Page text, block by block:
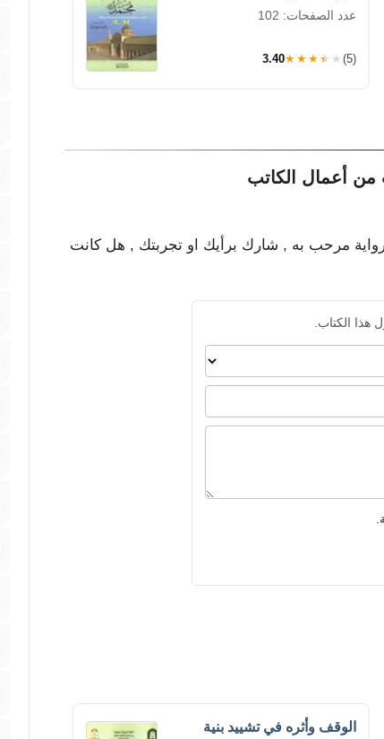
عدد الصفحات: 102
3.40★★★★★ (5)
أعمال الكاتب
مرحب به , شارك برأيك او تجربتك , هل كانت
الكتاب.
الوقف وأثره في تشييد بنية